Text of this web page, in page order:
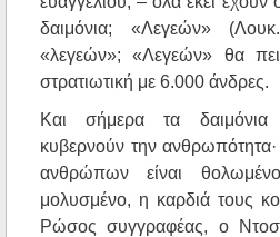
δαιμόνια; «Λεγεών»
«λεγεών»; «Λεγεών» θα
στρατιωτική με 6.000 άνδρες.
Και σήμερα τα δαιμόνια
κυβερνούν την
ανθρώπων είναι
μολυσμένο, η καρδιά τους
Ρώσος συγγραφέας, ο